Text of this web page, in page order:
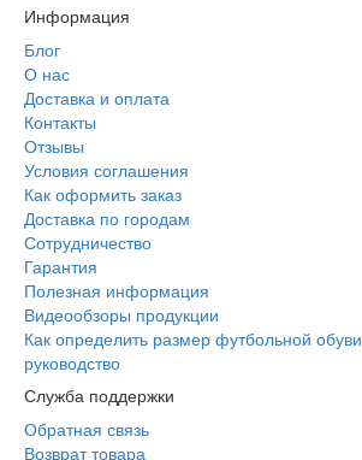
Информация
Блог
О нас
Доставка и оплата
Контакты
Отзывы
Условия соглашения
Как оформить заказ
Доставка по городам
Сотрудничество
Гарантия
Полезная информация
Видеообзоры продукции
Как определить размер футбольной
руководство
Служба поддержки
Обратная связь
Возврат товара